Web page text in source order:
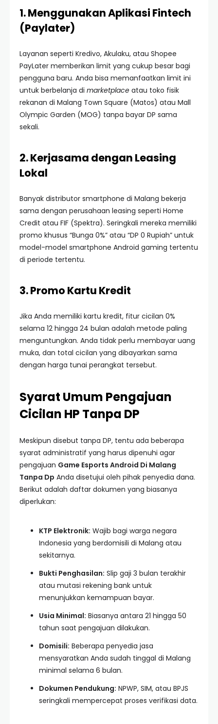
1. Menggunakan Aplikasi Fintech
(Paylater)
Layanan seperti Kredivo, Akulaku, atau Shopee
PayLater memberikan limit yang cukup besar bagi
pengguna baru. Anda bisa memanfaatkan limit ini
untuk berbelanja di marketplace atau toko fisik
rekanan di Malang Town Square (Matos) atau Mall
Olympic Garden (MOG) tanpa bayar DP sama
sekali.
2. Kerjasama dengan Leasing
Lokal
Banyak distributor smartphone di Malang bekerja
sama dengan perusahaan leasing seperti Home
Credit atau FIF (Spektra). Seringkali mereka memiliki
promo khusus “Bunga 0%” atau “DP 0 Rupiah” untuk
model-model smartphone Android gaming tertentu
di periode tertentu.
3. Promo Kartu Kredit
Jika Anda memiliki kartu kredit, fitur cicilan 0%
selama 12 hingga 24 bulan adalah metode paling
menguntungkan. Anda tidak perlu membayar uang
muka, dan total cicilan yang dibayarkan sama
dengan harga tunai perangkat tersebut.
Syarat Umum Pengajuan
Cicilan HP Tanpa DP
Meskipun disebut tanpa DP, tentu ada beberapa
syarat administratif yang harus dipenuhi agar
pengajuan Game Esports Android Di Malang
Tanpa Dp Anda disetujui oleh pihak penyedia dana.
Berikut adalah daftar dokumen yang biasanya
diperlukan:
KTP Elektronik: Wajib bagi warga negara
Indonesia yang berdomisili di Malang atau
sekitarnya.
Bukti Penghasilan: Slip gaji 3 bulan terakhir
atau mutasi rekening bank untuk
menunjukkan kemampuan bayar.
Usia Minimal: Biasanya antara 21 hingga 50
tahun saat pengajuan dilakukan.
Domisili: Beberapa penyedia jasa
mensyaratkan Anda sudah tinggal di Malang
minimal selama 6 bulan.
Dokumen Pendukung: NPWP, SIM, atau BPJS
seringkali mempercepat proses verifikasi data.